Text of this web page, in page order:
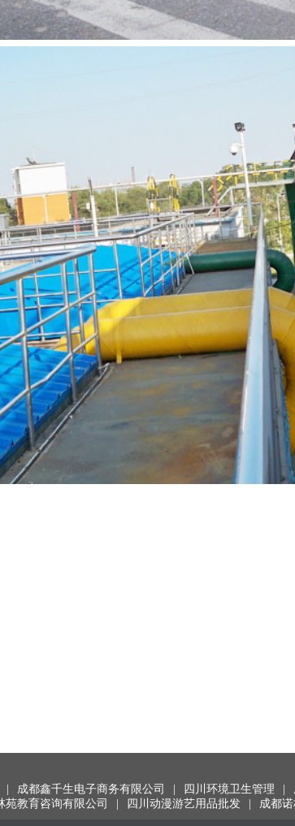
| 成都鑫千生电子商务有限公司 | 四川环境卫生管理 |
苑教育咨询有限公司 | 四川动漫游艺用品批发 | 成都